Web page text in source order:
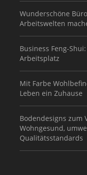
Wunderschöne
Arbeitswelten
Business Feng-
Arbeitsplatz
Mit Farbe
Leben ein Zuhause
Bodendesigns zum
Wohngesund,
Qualitätsstandards